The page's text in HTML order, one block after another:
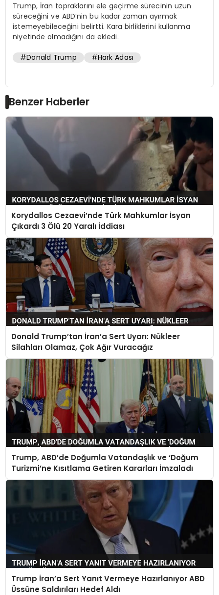
Trump, İran topraklarını ele geçirme sürecinin uzun
süreceğini ve ABD’nin bu kadar zaman ayırmak
istemeyebileceğini belirtti. Kara birliklerini kullanma
niyetinde olmadığını da ekledi.
#Donald Trump #Hark Adası
Benzer Haberler
Korydallos Cezaevi’nde Türk Mahkumlar İsyan
Çıkardı 3 Ölü 20 Yaralı İddiası
Donald Trump’tan İran’a Sert Uyarı: Nükleer
Silahları Olamaz, Çok Ağır Vuracağız
Trump, ABD’de Doğumla Vatandaşlık ve ‘Doğum
Turizmi’ne Kısıtlama Getiren Kararları İmzaladı
Trump İran’a Sert Yanıt Vermeye Hazırlanıyor ABD
Üssüne Saldırıları Hedef Aldı